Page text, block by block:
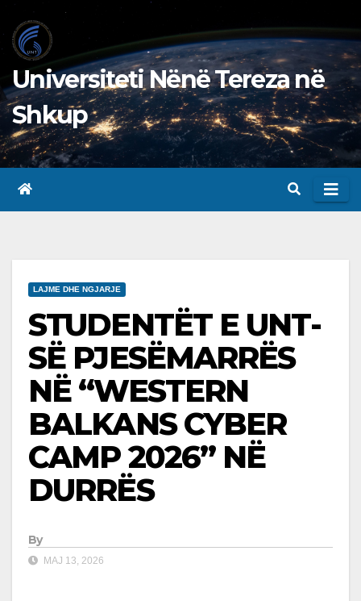
to
content
Universiteti Nënë Tereza në
Shkup
LAJME DHE NGJARJE
STUDENTËT E UNT-
SË PJESËMARRËS
NË “WESTERN
BALKANS CYBER
CAMP 2026” NË
DURRËS
By
MAJ 13, 2026